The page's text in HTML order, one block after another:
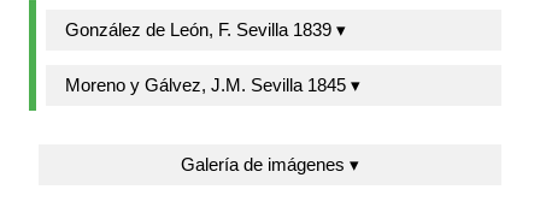
González de León, F. Sevilla 1839 ▾
Moreno y Gálvez, J.M. Sevilla 1845 ▾
Galería de imágenes ▾